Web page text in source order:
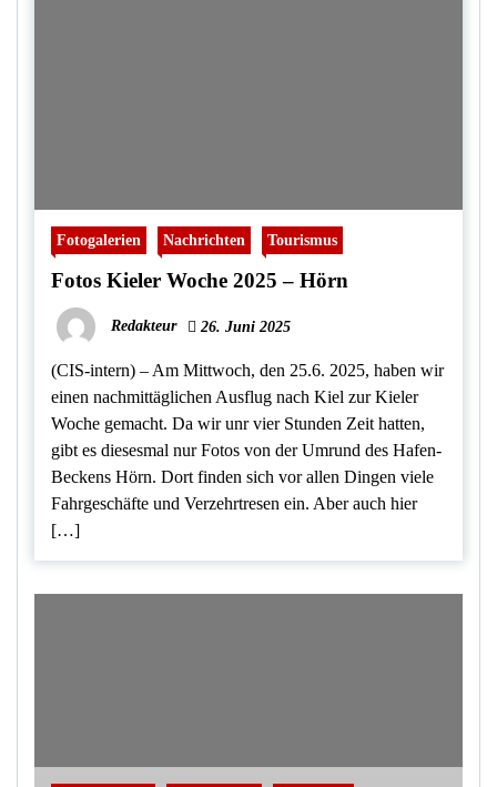
Fotogalerien Nachrichten Tourismus
Fotos Kieler Woche 2025 – Hörn
Redakteur 26. Juni 2025
(CIS-intern) – Am Mittwoch, den 25.6. 2025, haben wir
einen nachmittäglichen Ausflug nach Kiel zur Kieler
Woche gemacht. Da wir unr vier Stunden Zeit hatten,
gibt es diesesmal nur Fotos von der Umrund des Hafen-
Beckens Hörn. Dort finden sich vor allen Dingen viele
Fahrgeschäfte und Verzehrtresen ein. Aber auch hier
[…]